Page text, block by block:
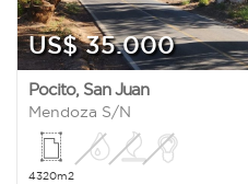
US$ 35.000
Pocito, San Juan
Mendoza S/N
4320m2